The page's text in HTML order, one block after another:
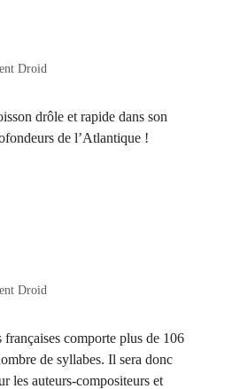
Droid
drôle et rapide dans son
de l’Atlantique !
Droid
comporte plus de 106
de syllabes. Il sera donc
les auteurs-compositeurs et